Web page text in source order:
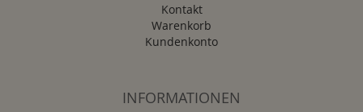
Kontakt
Warenkorb
Kundenkonto
INFORMATIONEN